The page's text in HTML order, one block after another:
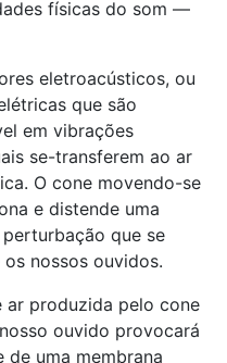
físicas do som —
eletroacústicos, ou
que são
em vibrações
se-transferem ao ar
O cone movendo-se
e distende uma
que se
nossos ouvidos.
ar produzida pelo cone
ouvido provocará
de uma membrana